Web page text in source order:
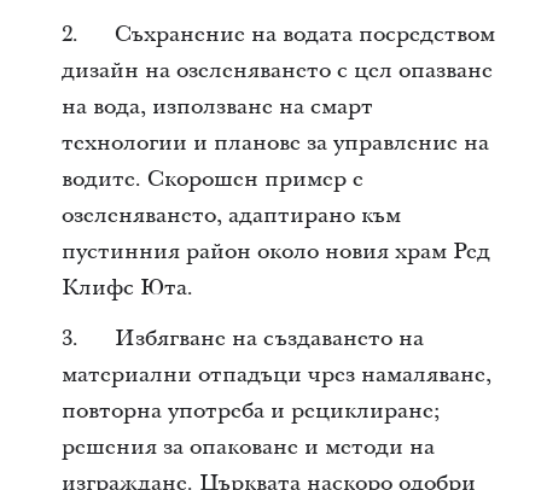
2. Съхранение на водата посредством
дизайн на озеленяването с цел опазване
на вода, използване на смарт
технологии и планове за управление на
водите. Скорошен пример е
озеленяването, адаптирано към
пустинния район около новия храм Ред
Клифс Юта.
3. Избягване на създаването на
материални отпадъци чрез намаляване,
повторна употреба и рециклиране;
решения за опаковане и методи на
изграждане. Църквата наскоро одобри